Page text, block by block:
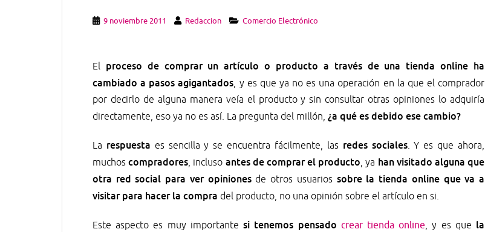
9 noviembre 2011 Redaccion Comercio Electrónico
El proceso de comprar un artículo o producto a través de una tienda online ha
cambiado a pasos agigantados, y es que ya no es una operación en la que el comprador
por decirlo de alguna manera veía el producto y sin consultar otras opiniones lo adquiría
directamente, eso ya no es así. La pregunta del millón, ¿a qué es debido ese cambio?
La respuesta es sencilla y se encuentra fácilmente, las redes sociales. Y es que ahora,
muchoscompradores, incluso antes de comprar el producto, ya han visitado alguna que
otra red social para ver opinionesde otros usuarios sobre la tienda online que va a
visitar para hacer la compra del producto, no una opinión sobre el artículo en si.
Este aspecto es muy importantesi tenemos pensado crear tienda online, y es que la